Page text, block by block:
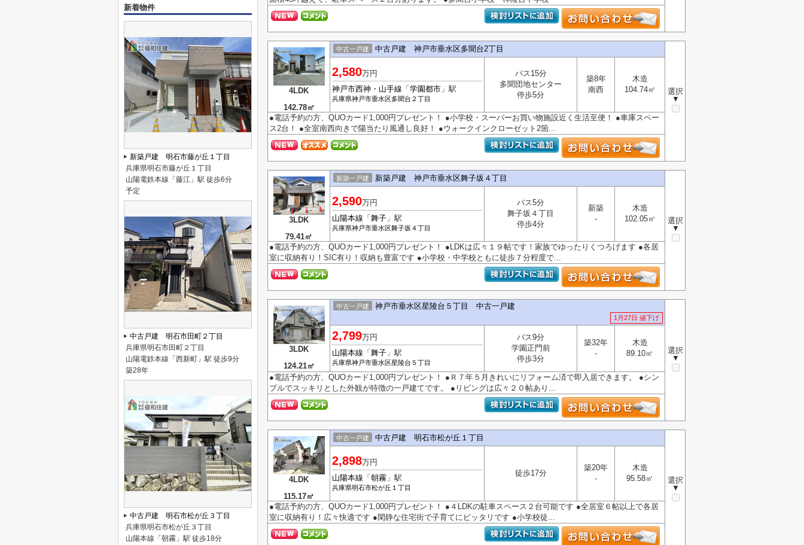
4LDK
142.78㎡
中古一戸建 中古戸建 神戸市垂水区多聞台2丁目
選択
▼
2,580万円
神戸市西神・山手線 「 学園都市 」駅
兵庫県神戸市垂水区多聞台 ２丁目
バス15分
多聞団地センター
停歩5分
築8年
南西
木造
104.74㎡
●電話予約の方、QUOカード1,000円プレゼント！ ●小学校・スーパーお買い物施設近く生活至便！ ●車庫スペー
ス2台！ ●全室南西向きで陽当たり風通し良好！ ●ウォークインクローゼット2箇...
3LDK
79.41㎡
新築一戸建 新築戸建 神戸市垂水区舞子坂４丁目
選択
▼
2,590万円
山陽本線 「 舞子 」駅
兵庫県神戸市垂水区舞子坂 ４丁目
バス5分
舞子坂４丁目
停歩4分
新築
-
木造
102.05㎡
●電話予約の方、QUOカード1,000円プレゼント！ ●LDKは広々１９帖です！家族でゆったりくつろげます ●各居
室に収納有り！SIC有り！収納も豊富です ●小学校・中学校ともに徒歩７分程度で...
3LDK
124.21㎡
中古一戸建 神戸市垂水区星陵台５丁目 中古一戸建
1月27日 値下げ
選択
▼
2,799万円
山陽本線 「 舞子 」駅
兵庫県神戸市垂水区星陵台 ５丁目
バス9分
学園正門前
停歩3分
築32年
-
木造
89.10㎡
●電話予約の方、QUOカード1,000円プレゼント！ ●Ｒ７年５月きれいにリフォーム済で即入居できます。 ●シン
プルでスッキリとした外観が特徴の一戸建てです。 ●リビングは広々２０帖あり...
4LDK
115.17㎡
中古一戸建 中古戸建 明石市松が丘１丁目
選択
▼
2,898万円
山陽本線 「 朝霧 」駅
兵庫県明石市松が丘 １丁目
徒歩17分
築20年
-
木造
95.58㎡
●電話予約の方、QUOカード1,000円プレゼント！ ●４LDKの駐車スペース２台可能です ●全居室６帖以上で各居
室に収納有り！広々快適です ●閑静な住宅街で子育てにピッタリです ●小学校徒...
新着物件
新築戸建 明石市藤が丘１丁目
兵庫県明石市藤が丘１丁目
山陽電鉄本線「藤江」駅 徒歩6分
予定
中古戸建 明石市田町２丁目
兵庫県明石市田町２丁目
山陽電鉄本線「西新町」駅 徒歩9分
築28年
中古戸建 明石市松が丘３丁目
兵庫県明石市松が丘３丁目
山陽本線「朝霧」駅 徒歩18分